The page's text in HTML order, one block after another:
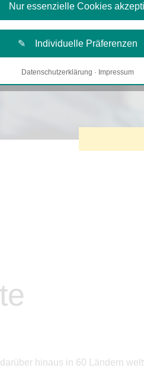
hinaus in 60 Ländern
essenzielle Cookies
✎ Individuelle Präferenzen
Cookies
Datenschutzerklärung · Impressum